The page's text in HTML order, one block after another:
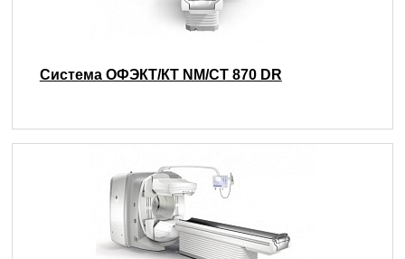
Система ОФЭКТ/КТ NM/CT 870 DR